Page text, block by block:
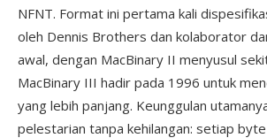
NFNT. Format ini pertama kali
oleh Dennis Brothers dan kolaborator
awal, dengan MacBinary II menyusul
MacBinary III hadir pada 1996 untuk
yang lebih panjang. Keunggulan
pelestarian tanpa kehilangan: setiap